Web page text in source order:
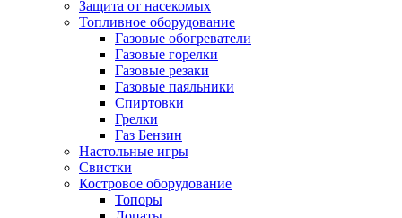
Защита от насекомых
Топливное оборудование
Газовые обогреватели
Газовые горелки
Газовые резаки
Газовые паяльники
Спиртовки
Грелки
Газ Бензин
Настольные игры
Свистки
Костровое оборудование
Топоры